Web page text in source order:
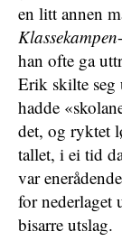
en litt annen
Klassekampen
han ofte ga
Erik skilte seg
hadde
det, og ryktet
tallet, i ei tid
var
for nederlaget
bisarre utslag.